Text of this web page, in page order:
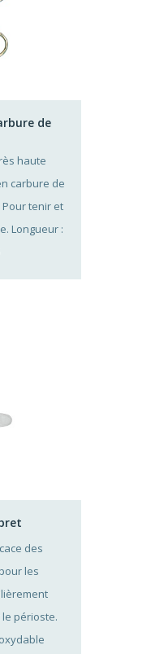
de
haute
carbure de
tenir et
Longueur :
des
les
périoste.